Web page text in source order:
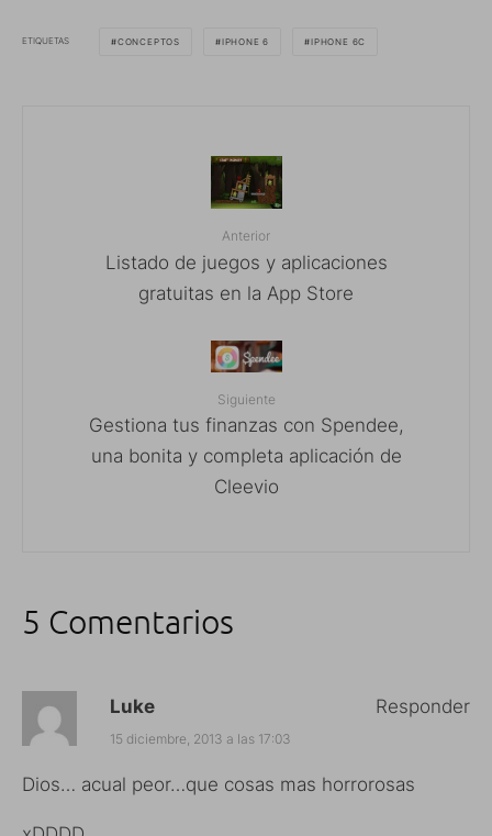
ETIQUETAS CONCEPTOS IPHONE 6 IPHONE 6C
Anterior
Listado de juegos y aplicaciones
gratuitas en la App Store
Siguiente
Gestiona tus finanzas con Spendee,
una bonita y completa aplicación de
Cleevio
5 Comentarios
Luke
15 diciembre, 2013 a las 17:03
Dios… acual peor…que cosas mas horrorosas
Responder